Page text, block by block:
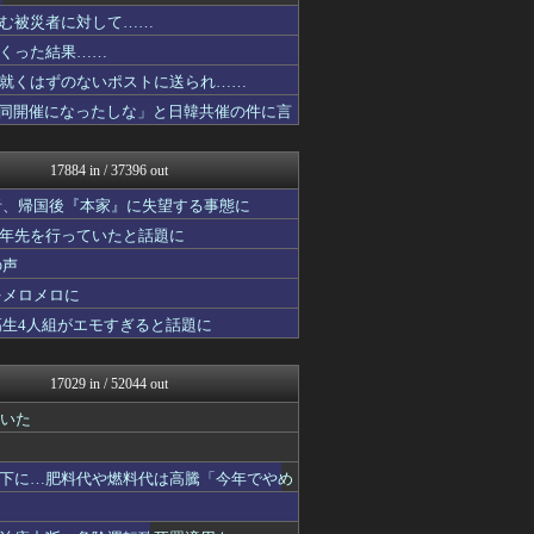
すまいる(^-^)ぶろぐ
ウマ娘うまぴょい速報
VTuberNews
ニチカン！
スロ板-RUSH
鬼女まとめ速報 -修羅場・...
鬼女まとめ速報 -修羅場・...
素敵な鬼女様
ファ板速報
ファ板速報
喪女リカ喪女ルカ┃鬼女・生...
鬼女まとめ速報 -修羅場・...
鬼女まとめ速報 -修羅場・...
衝撃体験！アンビリバボー｜...
なんJ PRIDE
スコールちゃんねる｜２ちゃ...
キニ速
おーるじゃんる
む被災者に対して……
くった結果……
くはずのないポストに送られ……
開催になったしな」と日韓共催の件に言
17884 in / 37396 out
帰国後『本家』に失望する事態に
先を行っていたと話題に
ロメロに
4人組がエモすぎると話題に
17029 in / 52044 out
た
に…肥料代や燃料代は高騰「今年でやめ